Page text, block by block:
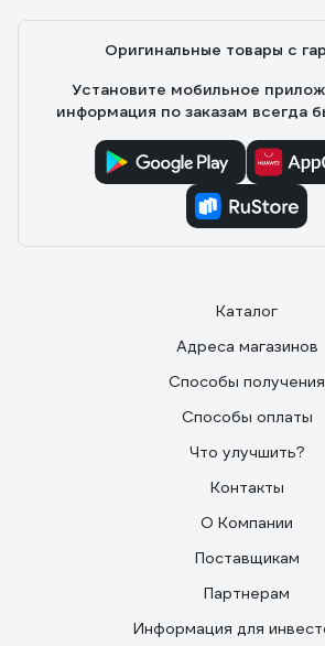
Оригинальные товары с
Установите мобильное
информация по заказам всегда
Каталог
Адреса магазинов
Способы получения
Способы оплаты
Что улучшить?
Контакты
О Компании
Поставщикам
Партнерам
Информация для